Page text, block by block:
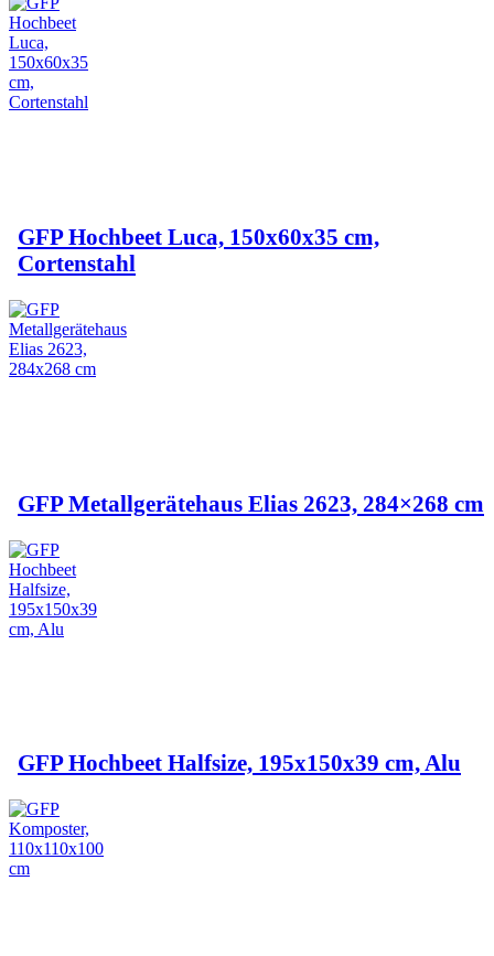
GFP Hochbeet Luca, 150x60x35 cm,
Cortenstahl
GFP Metallgerätehaus Elias 2623, 284×268 cm
GFP Hochbeet Halfsize, 195x150x39 cm, Alu